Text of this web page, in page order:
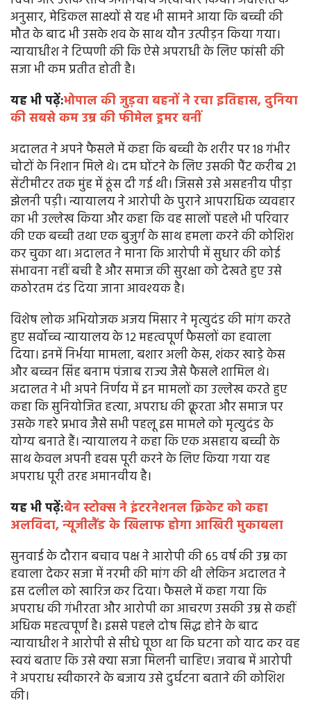
अनुसार, मेडिकल साक्ष्यों से यह भी सामने आया कि बच्ची की
मौत के बाद भी उसके शव के साथ यौन उत्पीड़न किया गया।
न्यायाधीश ने टिप्पणी की कि ऐसे अपराधी के लिए फांसी की
सजा भी कम प्रतीत होती है।
यह भी पढ़ें:भोपाल की जुड़वा बहनों ने रचा इतिहास, दुनिया
की सबसे कम उम्र की फीमेल ड्रमर बनीं
अदालत ने अपने फैसले में कहा कि बच्ची के शरीर पर 18 गंभीर
चोटों के निशान मिले थे। दम घोंटने के लिए उसकी पैंट करीब 21
सेंटीमीटर तक मुंह में ठूंस दी गई थी। जिससे उसे असहनीय पीड़ा
झेलनी पड़ी। न्यायालय ने आरोपी के पुराने आपराधिक व्यवहार
का भी उल्लेख किया और कहा कि वह सालों पहले भी परिवार
की एक बच्ची तथा एक बुजुर्ग के साथ हमला करने की कोशिश
कर चुका था। अदालत ने माना कि आरोपी में सुधार की कोई
संभावना नहीं बची है और समाज की सुरक्षा को देखते हुए उसे
कठोरतम दंड दिया जाना आवश्यक है।
विशेष लोक अभियोजक अजय मिसार ने मृत्युदंड की मांग करते
हुए सर्वोच्च न्यायालय के 12 महत्वपूर्ण फैसलों का हवाला
दिया। इनमें निर्भया मामला, बशार अली केस, शंकर खाड़े केस
और बच्चन सिंह बनाम पंजाब राज्य जैसे फैसले शामिल थे।
अदालत ने भी अपने निर्णय में इन मामलों का उल्लेख करते हुए
कहा कि सुनियोजित हत्या, अपराध की क्रूरता और समाज पर
उसके गहरे प्रभाव जैसे सभी पहलू इस मामले को मृत्युदंड के
योग्य बनाते हैं। न्यायालय ने कहा कि एक असहाय बच्ची के
साथ केवल अपनी हवस पूरी करने के लिए किया गया यह
अपराध पूरी तरह अमानवीय है।
यह भी पढ़ें:बेन स्टोक्स ने इंटरनेशनल क्रिकेट को कहा
अलविदा, न्यूजीलैंड के खिलाफ होगा आखिरी मुकाबला
सुनवाई के दौरान बचाव पक्ष ने आरोपी की 65 वर्ष की उम्र का
हवाला देकर सजा में नरमी की मांग की थी लेकिन अदालत ने
इस दलील को खारिज कर दिया। फैसले में कहा गया कि
अपराध की गंभीरता और आरोपी का आचरण उसकी उम्र से कहीं
अधिक महत्वपूर्ण है। इससे पहले दोष सिद्ध होने के बाद
न्यायाधीश ने आरोपी से सीधे पूछा था कि घटना को याद कर वह
स्वयं बताए कि उसे क्या सजा मिलनी चाहिए। जवाब में आरोपी
ने अपराध स्वीकारने के बजाय उसे दुर्घटना बताने की कोशिश
की।